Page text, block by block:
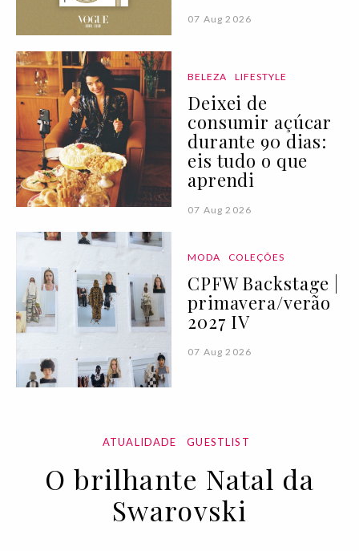
07 Aug 2026
BELEZA LIFESTYLE
Deixei de
consumir açúcar
durante 90 dias:
eis tudo o que
aprendi
07 Aug 2026
MODA COLEÇÕES
CPFW Backstage |
primavera/verão
2027 IV
07 Aug 2026
ATUALIDADE GUESTLIST
O brilhante Natal da
Swarovski